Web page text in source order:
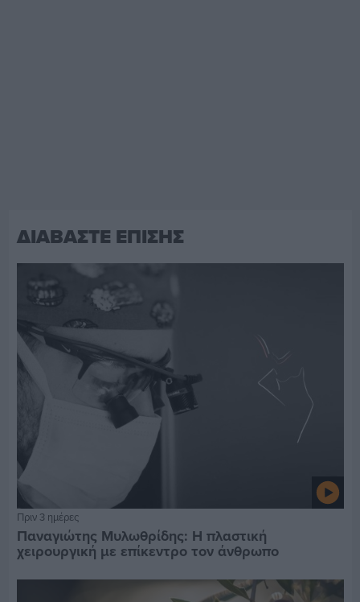
ΔΙΑΒΑΣΤΕ ΕΠΙΣΗΣ
Πριν 3 ημέρες
Παναγιώτης Μυλωθρίδης: Η πλαστική
χειρουργική με επίκεντρο τον άνθρωπο